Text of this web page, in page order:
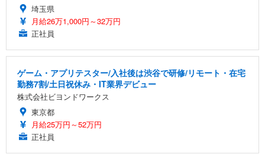
埼玉県
月給26万1,000円～32万円
正社員
ゲーム・アプリテスター/入社後は渋谷で研修/リモート・在宅
勤務7割/土日祝休み・IT業界デビュー
株式会社ビヨンドワークス
東京都
月給25万円～52万円
正社員